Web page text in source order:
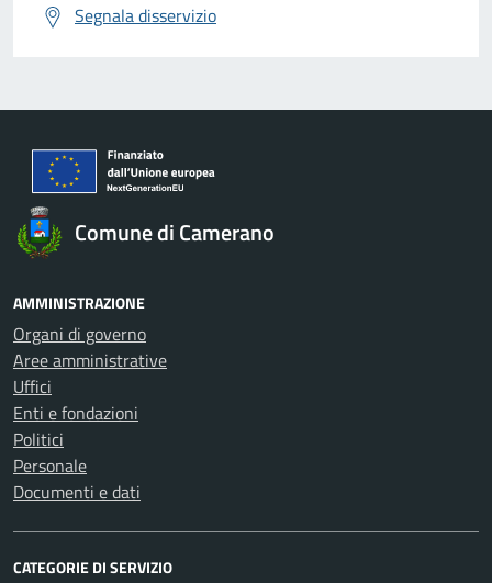
Segnala disservizio
Comune di Camerano
AMMINISTRAZIONE
Organi di governo
Aree amministrative
Uffici
Enti e fondazioni
Politici
Personale
Documenti e dati
CATEGORIE DI SERVIZIO